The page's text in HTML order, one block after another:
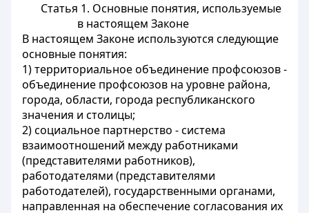
Статья 1. Основные понятия, используемые
в настоящем Законе
В настоящем Законе используются следующие
основные понятия:
1) территориальное объединение профсоюзов -
объединение профсоюзов на уровне района,
города, области, города республиканского
значения и столицы;
2) социальное партнерство - система
взаимоотношений между работниками
(представителями работников),
работодателями (представителями
работодателей), государственными органами,
направленная на обеспечение согласования их